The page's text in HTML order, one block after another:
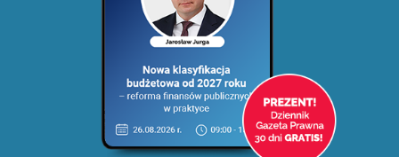
Dziennik Gazeta Prawna
